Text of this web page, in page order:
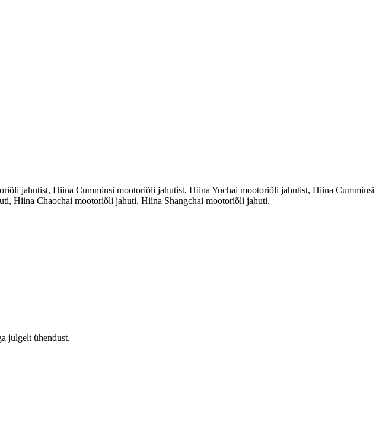
jahutist, Hiina Cumminsi mootoriõli jahutist, Hiina Yuchai mootoriõli jahutist, Hiina Cumminsi
Hiina Chaochai mootoriõli jahuti, Hiina Shangchai mootoriõli jahuti.
julgelt ühendust.